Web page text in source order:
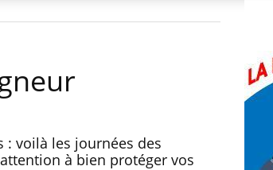
: voilà les journées des
à bien protéger vos